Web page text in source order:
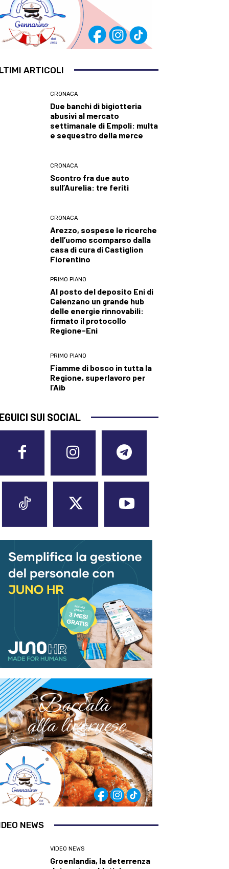
ARTICOLI
CRONACA
Due banchi di bigiotteria
abusivi al mercato
settimanale di Empoli: multa
e sequestro della merce
CRONACA
Scontro fra due auto
sull’Aurelia: tre feriti
CRONACA
Arezzo, sospese le ricerche
dell’uomo scomparso dalla
casa di cura di Castiglion
Fiorentino
PRIMO PIANO
Al posto del deposito Eni di
Calenzano un grande hub
delle energie rinnovabili:
firmato il protocollo
Regione-Eni
PRIMO PIANO
Fiamme di bosco in tutta la
Regione, superlavoro per
l’Aib
SUI SOCIAL
NEWS
VIDEO NEWS
Groenlandia, la deterrenza